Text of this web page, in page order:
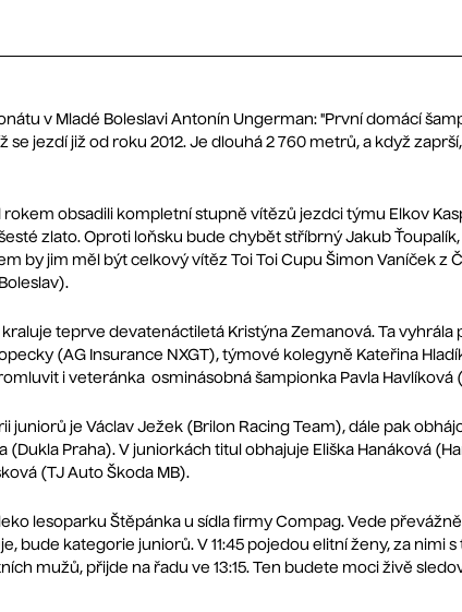
v Mladé Boleslavi Antonín Ungerman: "První domácí
se jezdí již od roku 2012. Je dlouhá 2 760 metrů, a když
obsadili kompletní stupně vítězů jezdci týmu Elkov
zlato. Oproti loňsku bude chybět stříbrný Jakub
by jim měl být celkový vítěz Toi Toi Cupu Šimon Vaníček z
teprve devatenáctiletá Kristýna Zemanová. Ta
(AG Insurance NXGT), týmové kolegyně Kateřina
i veteránka osminásobná šampionka Pavla Havlíková
juniorů je Václav Ježek (Brilon Racing Team), dále pak
(Dukla Praha). V juniorkách titul obhajuje Eliška Hanáková
(TJ Auto Škoda MB).
lesoparku Štěpánka u sídla firmy Compag. Vede
bude kategorie juniorů. V 11:45 pojedou elitní ženy, za
mužů, přijde na řadu ve 13:15. Ten budete moci živě